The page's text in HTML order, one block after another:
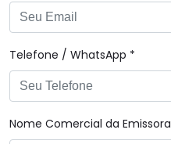
Telefone / WhatsApp *
Nome Comercial da